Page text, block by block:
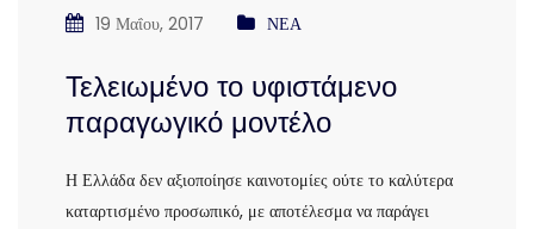
19 Μαΐου, 2017 ΝΕΑ
Τελειωμένο το υφιστάμενο
παραγωγικό μοντέλο
Η Ελλάδα δεν αξιοποίησε καινοτομίες ούτε το καλύτερα
καταρτισμένο προσωπικό, με αποτέλεσμα να παράγει